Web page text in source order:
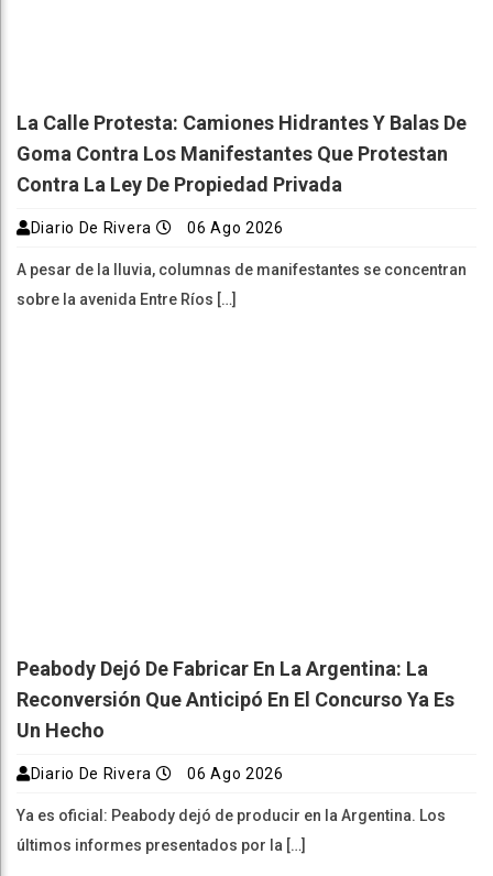
La Calle Protesta: Camiones Hidrantes Y Balas De
Goma Contra Los Manifestantes Que Protestan
Contra La Ley De Propiedad Privada
Diario De Rivera 06 Ago 2026
A pesar de la lluvia, columnas de manifestantes se concentran
sobre la avenida Entre Ríos […]
Peabody Dejó De Fabricar En La Argentina: La
Reconversión Que Anticipó En El Concurso Ya Es
Un Hecho
Diario De Rivera 06 Ago 2026
Ya es oficial: Peabody dejó de producir en la Argentina. Los
últimos informes presentados por la […]